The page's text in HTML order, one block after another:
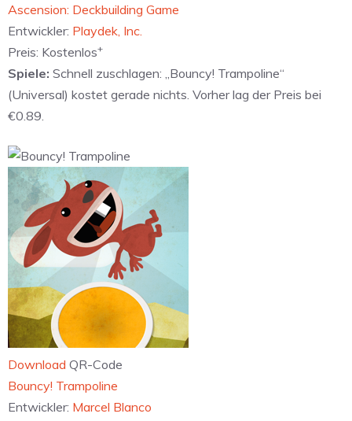
‎Ascension: Deckbuilding Game
Entwickler: Playdek, Inc.
Preis: Kostenlos+
Spiele: Schnell zuschlagen: „Bouncy! Trampoline“
(Universal) kostet gerade nichts. Vorher lag der Preis bei
€0.89.
Download QR-Code
‎Bouncy! Trampoline
Entwickler: Marcel Blanco